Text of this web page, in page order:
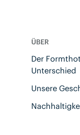
ÜBER
Der
Unterschied
Unsere